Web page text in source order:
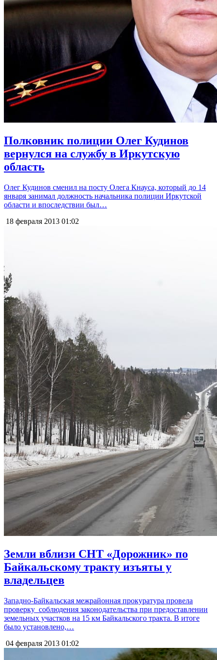
Полковник полиции Олег Кудинов
вернулся на службу в Иркутскую
область
Олег Кудинов сменил на посту Олега Кнауса, который до 14
января занимал должность начальника полиции Иркутской
области и впоследствии был…
18 февраля 2013 01:02
Земли вблизи СНТ «Дорожник» по
Байкальскому тракту изъяты у
владельцев
Западно-Байкальская межрайонная прокуратура провела
проверку соблюдения законодательства при предоставлении
земельных участков на 15 км Байкальского тракта. В итоге
было установлено,…
04 февраля 2013 01:02